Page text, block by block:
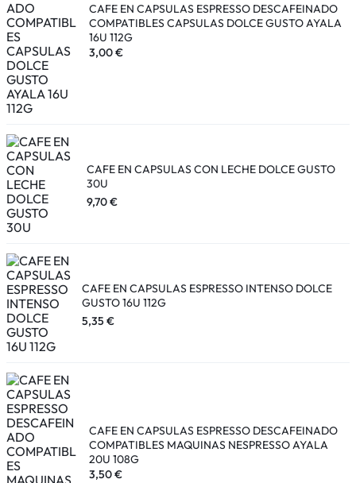
CAFE EN CAPSULAS ESPRESSO DESCAFEINADO
COMPATIBLES CAPSULAS DOLCE GUSTO AYALA
16U 112G
3,00€
CAFE EN CAPSULAS CON LECHE DOLCE GUSTO
30U
9,70€
CAFE EN CAPSULAS ESPRESSO INTENSO DOLCE
GUSTO 16U 112G
5,35 €
CAFE EN CAPSULAS ESPRESSO DESCAFEINADO
COMPATIBLES MAQUINAS NESPRESSO AYALA
20U 108G
3,50€